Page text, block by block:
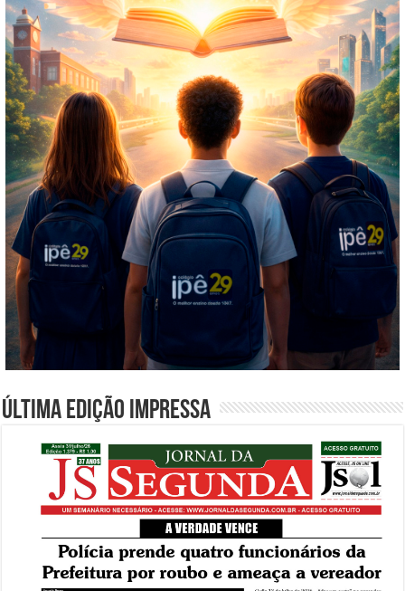
Última edição impressa